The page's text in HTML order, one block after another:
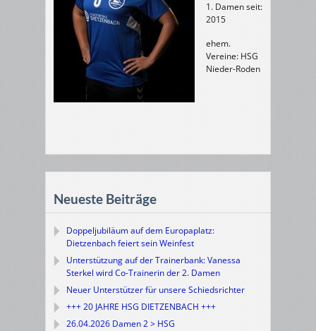
1. Damen seit:
2015
ehem.
Vereine: HSG
Nieder-Roden
Neueste Beiträge
Doppeljubiläum auf dem Europaplatz:
Dietzenbach feiert sein Weinfest
Unterstützung auf der Trainerbank: Vanessa
Sterkel wird Co-Trainerin der 2. Damen
Neuer Unterstützer für unsere Schiedsrichter
+++ 20 JAHRE HSG DIETZENBACH +++
26.04.2026 Damen 2 > HSG